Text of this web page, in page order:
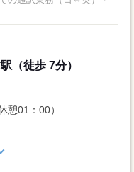
（徒歩 7分）
憩01：00）...